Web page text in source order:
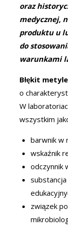
oraz
medycznej,
produktu u
do
warunkami
Błękit
o
W
wszystkim
barwnik w
wskaźnik
odczynnik
związek